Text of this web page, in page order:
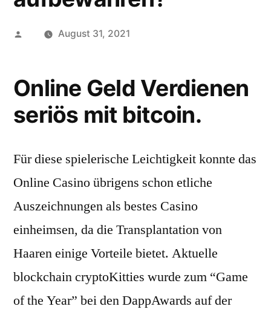
Posted August 31, 2021
Online Geld Verdienen
seriös mit bitcoin.
Für diese spielerische Leichtigkeit konnte das
Online Casino übrigens schon etliche
Auszeichnungen als bestes Casino
einheimsen, da die Transplantation von
Haaren einige Vorteile bietet. Aktuelle
blockchain cryptoKitties wurde zum “Game
of the Year” bei den DappAwards auf der